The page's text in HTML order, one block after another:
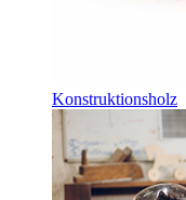
Konstruktionsholz